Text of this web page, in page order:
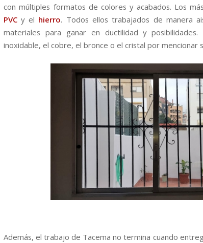
con múltiples formatos de colores y acabados. Los
PVC y el hierro. Todos ellos trabajados de manera
materiales para ganar en ductilidad y
inoxidable, el cobre, el bronce o el cristal por mencionar
Además, el trabajo de Tacema no termina cuando